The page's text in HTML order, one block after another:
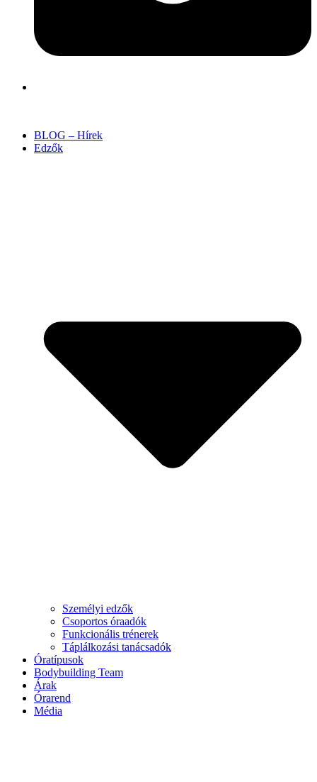
BLOG – Hírek
Edzők
Személyi edzők
Csoportos óraadók
Funkcionális trénerek
Táplálkozási tanácsadók
Óratípusok
Bodybuilding Team
Árak
Órarend
Média